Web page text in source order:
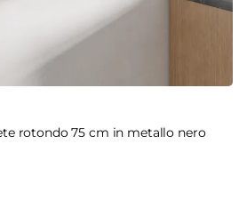
rotondo 75 cm in metallo nero